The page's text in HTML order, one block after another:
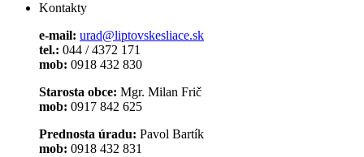
Kontakty
e-mail: urad@liptovskesliace.sk
tel.: 044 / 4372 171
mob: 0918 432 830
Starosta obce: Mgr. Milan Frič
mob: 0917 842 625
Prednosta úradu: Pavol Bartík
mob: 0918 432 831